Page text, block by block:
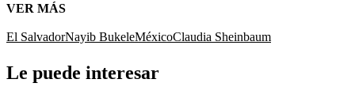
VER MÁS
El SalvadorNayib BukeleMéxicoClaudia Sheinbaum
Le puede interesar